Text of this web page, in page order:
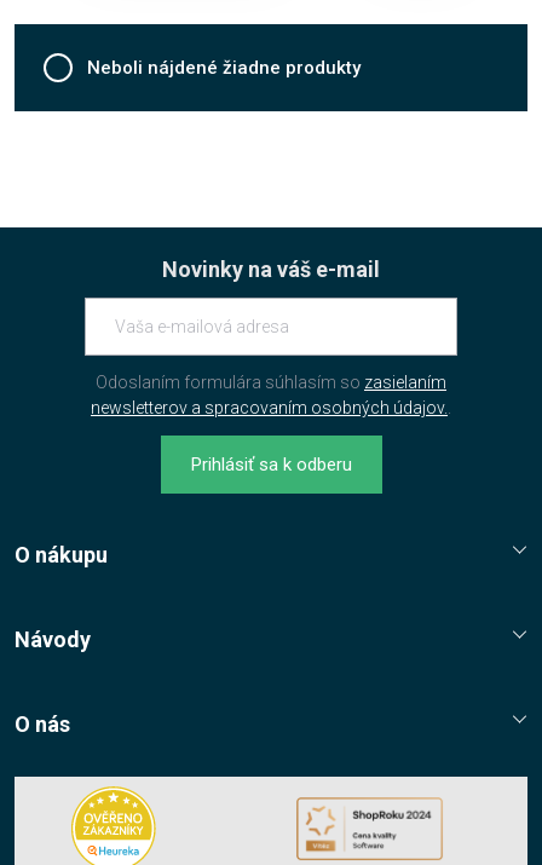
Neboli nájdené žiadne produkty
Novinky na váš e-mail
Odoslaním formulára súhlasím so zasielaním
newsletterov a spracovaním osobných údajov.
Prihlásiť sa k odberu
O nákupu
Jak nakupovat?
Návody
O nás
Napište nám
Nákup multilicencí